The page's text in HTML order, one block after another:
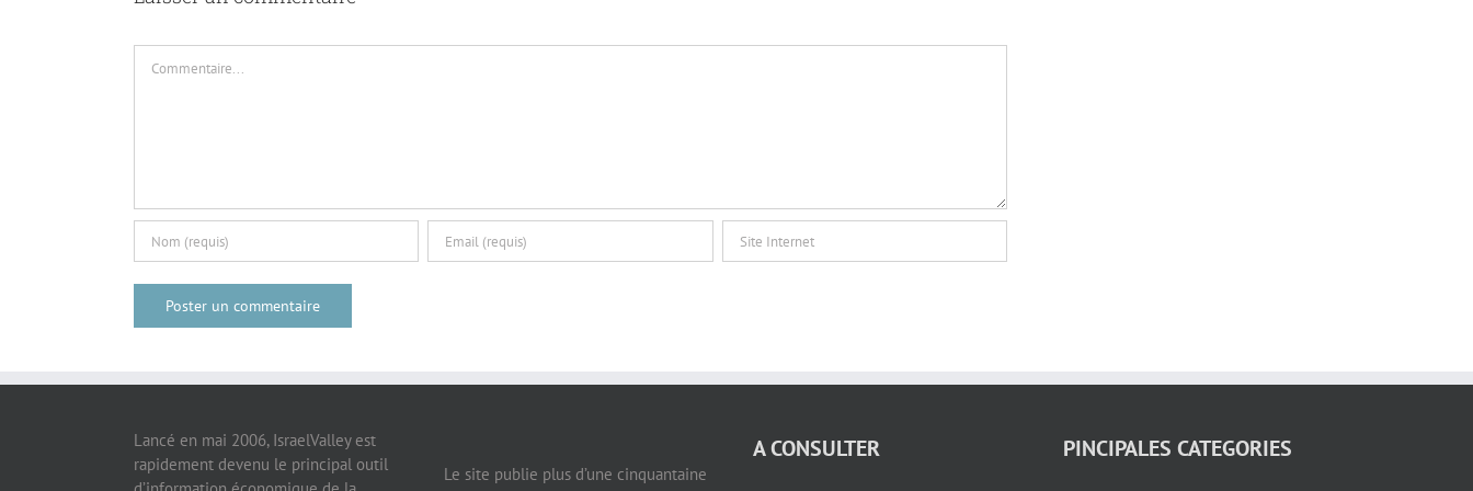
Lancé en mai 2006, IsraelValley est
rapidement devenu le principal outil
Le site publie plus d’une cinquantaine
A CONSULTER PINCIPALES CATEGORIES